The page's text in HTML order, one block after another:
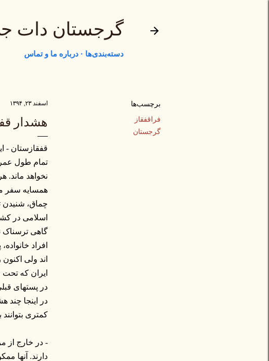
گرجستان دات
دسته‌بندی‌ها درباره ما و تماس
برچسب‌ها
فراقفقاز
گرجستان
اسفند ۲۳, ۱۳۹۴
هشدار
قفقازستان -
تمام طول
نخواهد ماند.
همسایه سفر
چماق، شنیدن
اسلامی در
گاهی ترسناک
افراد
اند ولی
ایران که
در پستهای
در اینجا چند
کمتری
- در خارج از
دارند. آنها